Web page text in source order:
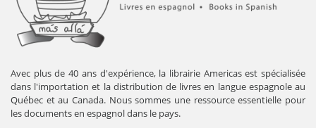
Avec plus de 40 ans d'expérience, la librairie Americas est spécialisée
dans l'importation et la distribution de livres en langue espagnole au
Québec et au Canada. Nous sommes une ressource essentielle pour
les documents en espagnol dans le pays.